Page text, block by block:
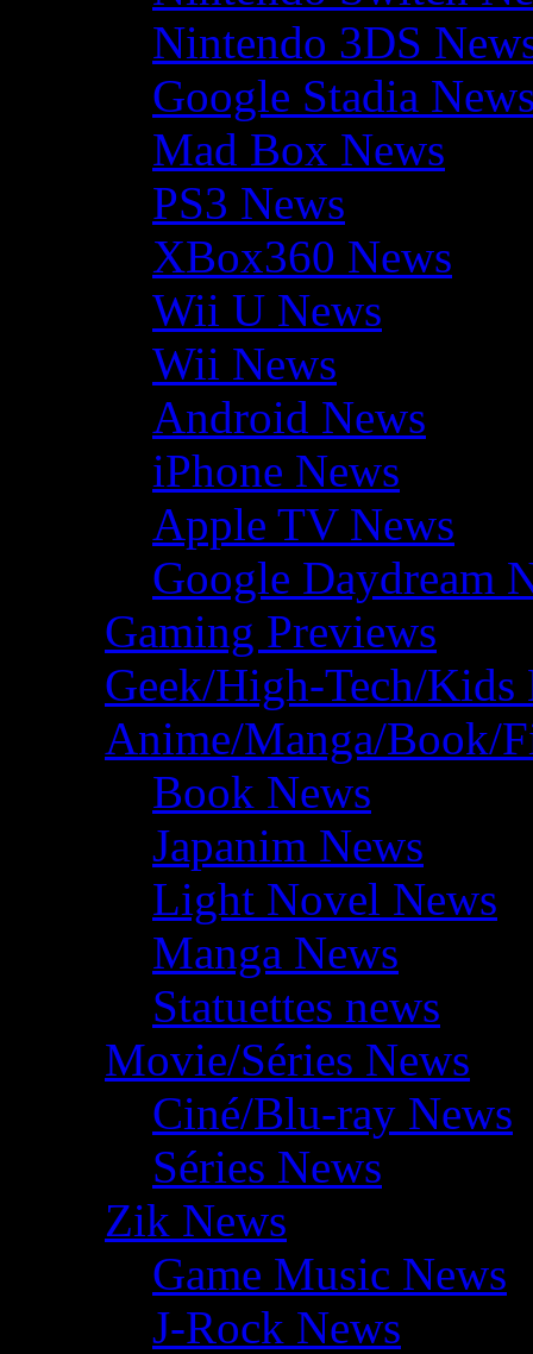
Nintendo 3DS
Google Stadia
Mad Box News
PS3 News
XBox360 News
Wii U News
Wii News
Android News
iPhone News
Apple TV News
Google Daydream
Gaming Previews
Geek/High-Tech/Kids
Anime/Manga/Book/
Book News
Japanim News
Light Novel News
Manga News
Statuettes news
Movie/Séries News
Ciné/Blu-ray News
Séries News
Zik News
Game Music News
J-Rock News